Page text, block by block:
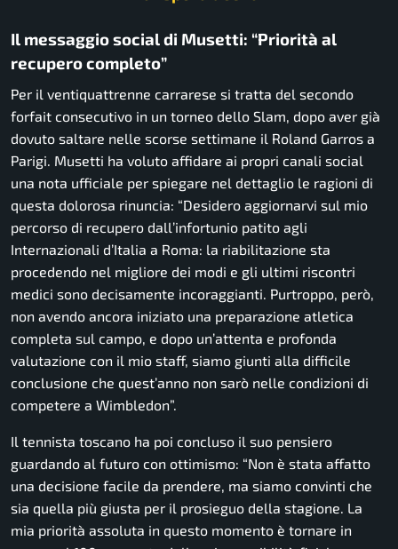
Il messaggio social di Musetti: “Priorità al
recupero completo”
Per il ventiquattrenne carrarese si tratta del secondo
forfait consecutivo in un torneo dello Slam, dopo aver già
dovuto saltare nelle scorse settimane il Roland Garros a
Parigi. Musetti ha voluto affidare ai propri canali social
una nota ufficiale per spiegare nel dettaglio le ragioni di
questa dolorosa rinuncia: “Desidero aggiornarvi sul mio
percorso di recupero dall’infortunio patito agli
Internazionali d’Italia a Roma: la riabilitazione sta
procedendo nel migliore dei modi e gli ultimi riscontri
medici sono decisamente incoraggianti. Purtroppo, però,
non avendo ancora iniziato una preparazione atletica
completa sul campo, e dopo un’attenta e profonda
valutazione con il mio staff, siamo giunti alla difficile
conclusione che quest’anno non sarò nelle condizioni di
competere a Wimbledon”.
Il tennista toscano ha poi concluso il suo pensiero
guardando al futuro con ottimismo: “Non è stata affatto
una decisione facile da prendere, ma siamo convinti che
sia quella più giusta per il prosieguo della stagione. La
mia priorità assoluta in questo momento è tornare in